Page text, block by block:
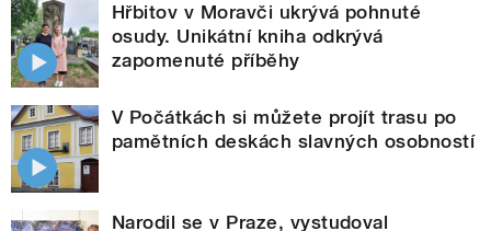
Hřbitov v Moravči ukrývá pohnuté
osudy. Unikátní kniha odkrývá
zapomenuté příběhy
V Počátkách si můžete projít trasu po
pamětních deskách slavných osobností
Narodil se v Praze, vystudoval